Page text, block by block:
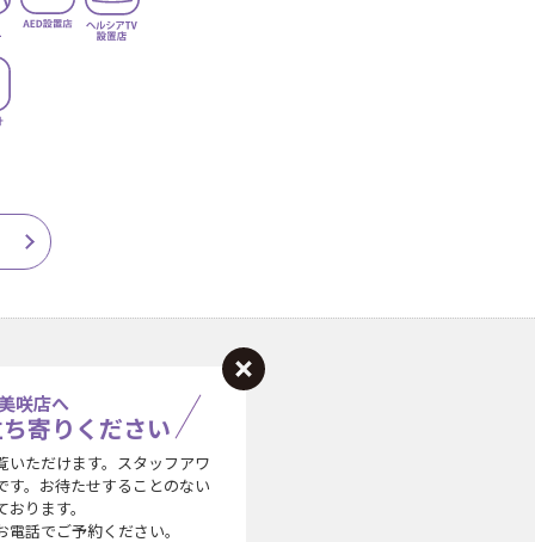
咲店へ
寄りください
いただけます。スタッフアワ
す。お待たせすることのない
おります。
話でご予約ください。